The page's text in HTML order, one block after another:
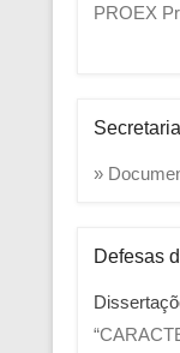
PROEX
»
Defesas